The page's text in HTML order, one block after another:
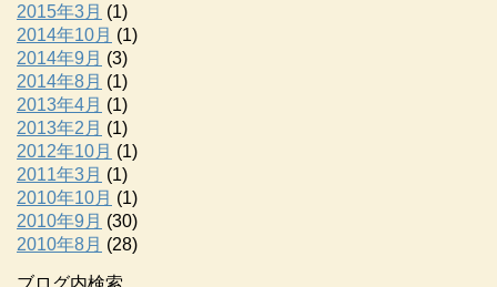
2015年3月 (1)
2014年10月 (1)
2014年9月 (3)
2014年8月 (1)
2013年4月 (1)
2013年2月 (1)
2012年10月 (1)
2011年3月 (1)
2010年10月 (1)
2010年9月 (30)
2010年8月 (28)
ブログ内検索